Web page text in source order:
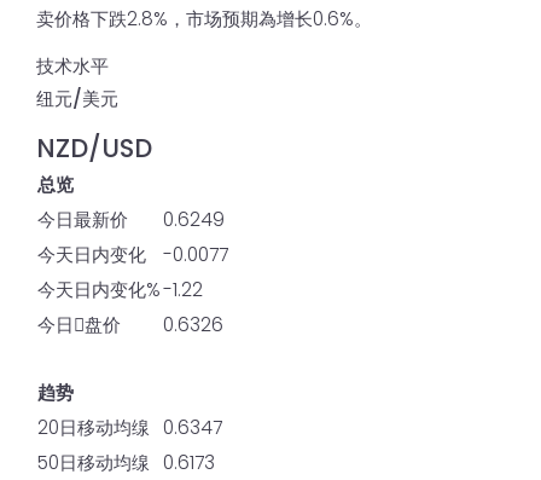
卖价格下跌2.8%，市场预期為增长0.6%。
技术水平
纽元/美元
NZD/USD
总览
今日最新价
0.6249
今天日内变化
-0.0077
今天日内变化%-1.22
今日𫔭盘价
0.6326
趋势
20日移动均缐 0.6347
50日移动均缐 0.6173